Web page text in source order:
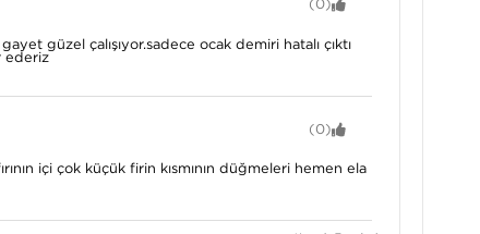
(0)
güzel çalışıyor.sadece ocak demiri hatalı çıktı
ederiz
(0)
içi çok küçük firin kısmının düğmeleri hemen ela